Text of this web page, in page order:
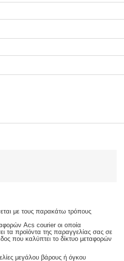
με τους παρακάτω τρόπους
Acs courier οι οποία
τα προϊόντα της παραγγελίας σας σε
που καλύπτει το δίκτυο μεταφορών
μεγάλου βάρους ή όγκου